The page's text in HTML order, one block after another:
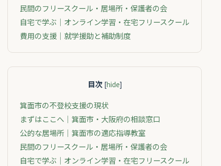
民間のフリースクール・居場所・保護者の会
自宅で学ぶ｜オンライン学習・在宅フリースクール
費用の支援｜就学援助と補助制度
目次 [hide]
箕面市の不登校支援の現状
まずはここへ｜箕面市・大阪府の相談窓口
公的な居場所｜箕面市の適応指導教室
民間のフリースクール・居場所・保護者の会
自宅で学ぶ｜オンライン学習・在宅フリースクール